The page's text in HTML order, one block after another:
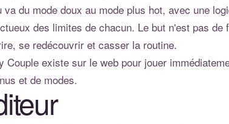
va du mode doux au mode plus hot, avec une
des limites de chacun. Le but n'est pas
se redécouvrir et casser la routine.
Couple existe sur le web pour jouer
et de modes.